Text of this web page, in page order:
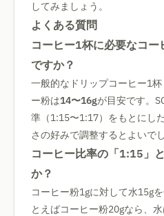
してみましょう。
よくある質問
コーヒー1杯に必要なコ
ですか？
一般的なドリップコーヒー1
ー粉は14〜16gが目安です。
準（1:15〜1:17）をもとにし
さの好みで調整するとよいでし
コーヒー比率の「1:15」
か？
コーヒー粉1gに対して水15g
とえばコーヒー粉20gなら、